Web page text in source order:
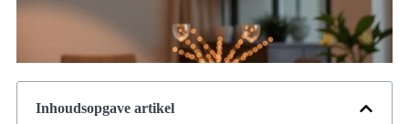
Inhoudsopgave artikel